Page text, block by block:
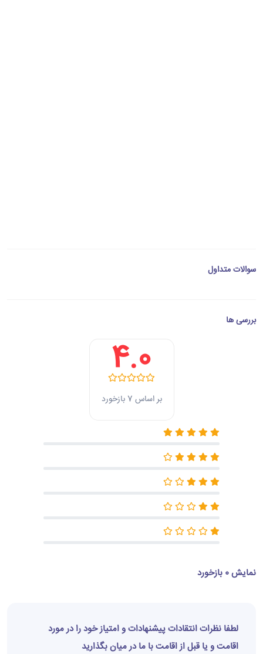
سوالات متداول
بررسی ها
4.0
بر اساس 7 بازخورد
نمایش 0 بازخورد
لطفا نظرات انتقادات پیشنهادات و امتیاز خود را در مورد
اقامت و یا قبل از اقامت با ما در میان بگذارید